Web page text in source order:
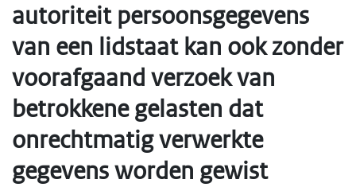
autoriteit persoonsgegevens
van een lidstaat kan ook zonder
voorafgaand verzoek van
betrokkene gelasten dat
onrechtmatig verwerkte
gegevens worden gewist